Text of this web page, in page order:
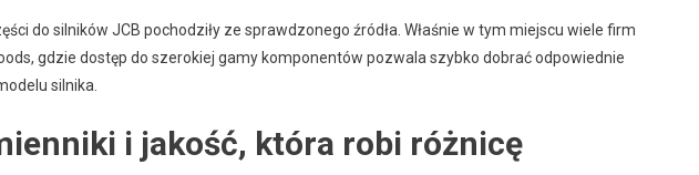
do silników JCB pochodziły ze sprawdzonego źródła. Właśnie w tym miejscu wiele firm
gdzie dostęp do szerokiej gamy komponentów pozwala szybko dobrać odpowiednie
silnika.
i jakość, która robi różnicę